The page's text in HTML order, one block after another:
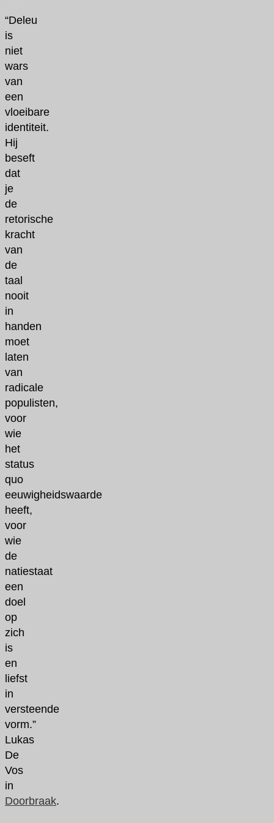
“Deleu
is
niet
wars
van
een
vloeibare
identiteit.
Hij
beseft
dat
je
de
retorische
kracht
van
de
taal
nooit
in
handen
moet
laten
van
radicale
populisten,
voor
wie
het
status
quo
eeuwigheidswaarde
heeft,
voor
wie
de
natiestaat
een
doel
op
zich
is
en
liefst
in
versteende
vorm.”
Lukas
De
Vos
in
Doorbraak.